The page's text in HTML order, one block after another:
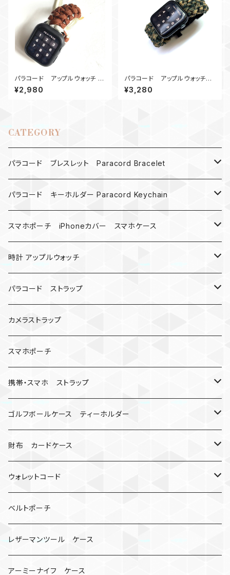
パラコード アップルウォッチ バ
ンド44_Hummingbird＿BW
¥2,980
パラコード アップルウォッチバ
ンド サバイバルツール_44_C18
0 Apple Watch
¥3,280
CATEGORY
パラコード ブレスレット Paracord Bracelet
MAD MAX
バックル
バックル無し
シャックル
数珠
パラコード キーホルダー Paracord Keychain
ハロウィン
コンパス
ベルトループ
クボタン
キーケース
人形
忍者
ミイラ
キャンプ道具
ナット
レザーマン
マルチツール
オニヤンマ
ビーズ
スマホポーチ iPhoneカバー スマホケース
楽天ミニ ケース
iPhone
時計 アップルウォッチ
カナビラウォッチ
腕時計
アップルウォッチ
バックル
マッドマックス
パラコード ストラップ
サバイバルツール
カメラストラップ
スマホポーチ
携帯・スマホ ストラップ
ネックストラップ・ショルダーストラップ
ハンドストラップ
リングストラップ
ゴルフボールケース ティーホルダー
ゴルフマーカー
ゴルフボールケース
ティーホルダー
財布 カードケース
コインケース
チューブ
コインケース
紙
カードケース
ウォレットコード
2カラー
ベルトポーチ
レザーマンツール ケース
アーミーナイフ ケース